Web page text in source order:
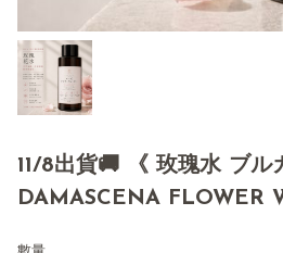
11/8出貨🚚 《 玫瑰水 ブル
DAMASCENA FLOWER